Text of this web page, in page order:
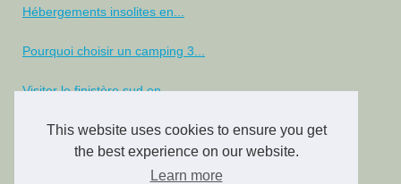
This website uses cookies to ensure you get
the best experience on our website.
Learn more
Hébergements insolites en...
Pourquoi choisir un camping 3...
Visiter le finistère sud en...
Location mobil home damgan :...
Découvrez le camping...